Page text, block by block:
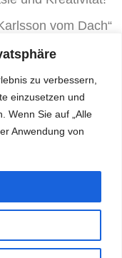
zu verbessern,
einzusetzen und
Wenn Sie auf „Alle
Anwendung von
vom Dach“
Abenteuer“
Weben eines
Spinne Sonja
Büchern zur
Toleranz wurde
mk